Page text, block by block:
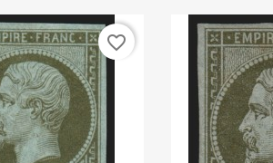
favorite_border